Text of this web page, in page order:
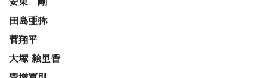
安東 剛
田島亜弥
菅翔平
大塚 絵里香